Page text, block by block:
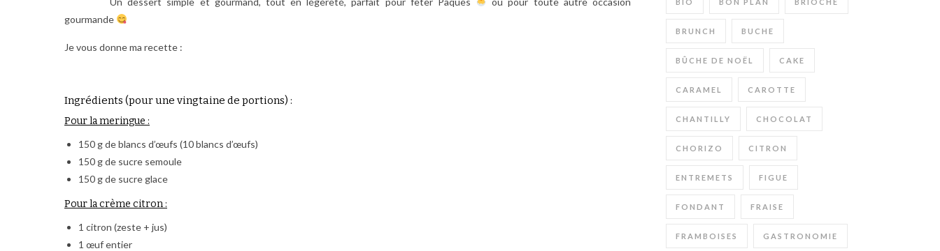
gourmande
Je vous donne ma recette :
Ingrédients (pour une vingtaine de portions) :
Pour la meringue :
150 g de blancs d’œufs (10 blancs d’œufs)
150 g de sucre semoule
150 g de sucre glace
Pour la crème citron :
1 citron (zeste + jus)
1 œuf entier
BRUNCH BUCHE
BÛCHE DE NOËL CAKE
CARAMEL CAROTTE
CHANTILLY CHOCOLAT
CHORIZO CITRON
ENTREMETS FIGUE
FONDANT FRAISE
FRAMBOISES GASTRONOMIE